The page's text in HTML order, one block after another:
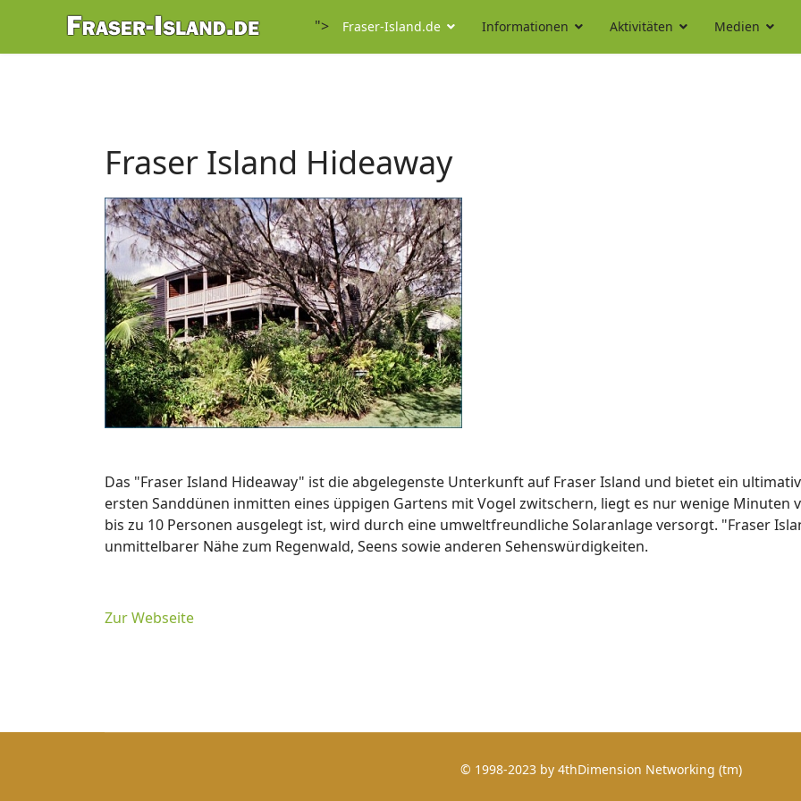
"> Fraser-Island.de Informationen Aktivitäten Medien
Fraser Island Hideaway
Das "Fraser Island Hideaway" ist die abgelegenste Unterkunft auf Fraser Island und bietet ein
ersten Sanddünen inmitten eines üppigen Gartens mit Vogel zwitschern, liegt es nur wenige Minuten
bis zu 10 Personen ausgelegt ist, wird durch eine umweltfreundliche Solaranlage versorgt. "Fraser
unmittelbarer Nähe zum Regenwald, Seens sowie anderen Sehenswürdigkeiten.
Zur Webseite
© 1998-2023 by 4thDimension Networking (tm)